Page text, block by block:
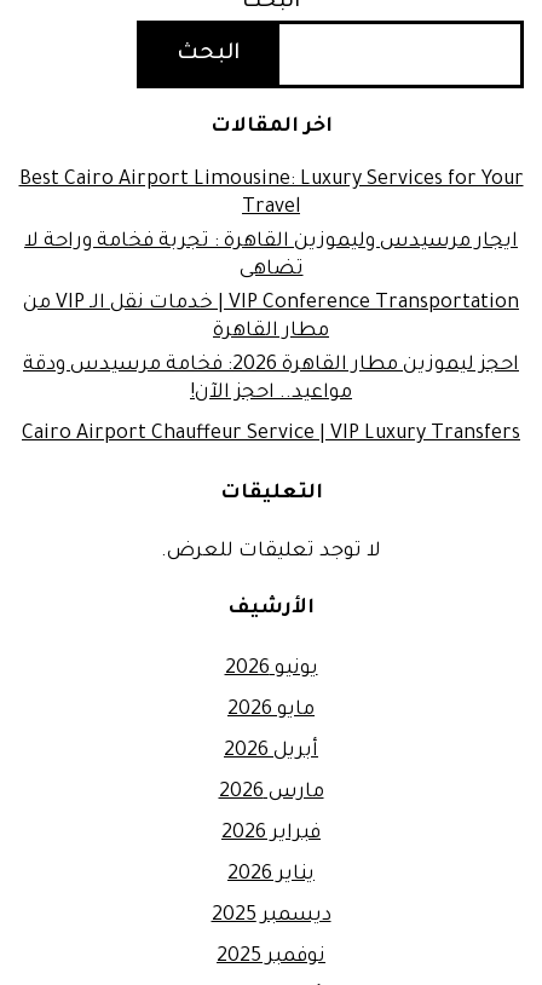
البحث
اخر المقالات
Best Cairo Airport Limousine: Luxury Services for Your
Travel
ايجار مرسيدس وليموزين القاهرة : تجربة فخامة وراحة لا
تضاهى
VIP Conference Transportation | خدمات نقل الـ VIP من
مطار القاهرة
احجز ليموزين مطار القاهرة 2026: فخامة مرسيدس ودقة
مواعيد.. احجز الآن!
Cairo Airport Chauffeur Service | VIP Luxury Transfers
التعليقات
لا توجد تعليقات للعرض.
الأرشيف
يونيو 2026
مايو 2026
أبريل 2026
مارس 2026
فبراير 2026
يناير 2026
ديسمبر 2025
نوفمبر 2025